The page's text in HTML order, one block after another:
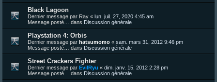
Black Lagoon
Dernier message par Ray « lun. juil. 27, 2020 4:45 am
Message posté… dans Discussion générale
Playstation 4: Orbis
Dernier message par hatsumomo « sam. mars 31, 2012 9:46 pm
Message posté… dans Discussion générale
Street Crackers Fighter
Dernier message par EvilRyu « dim. janv. 15, 2012 2:28 pm
Message posté… dans Discussion générale